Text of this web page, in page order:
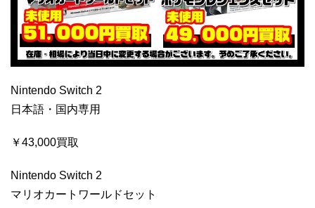
Nintendo Switch 2
日本語・国内専用
￥43,000買取
Nintendo Switch 2
マリオカートワールドセット